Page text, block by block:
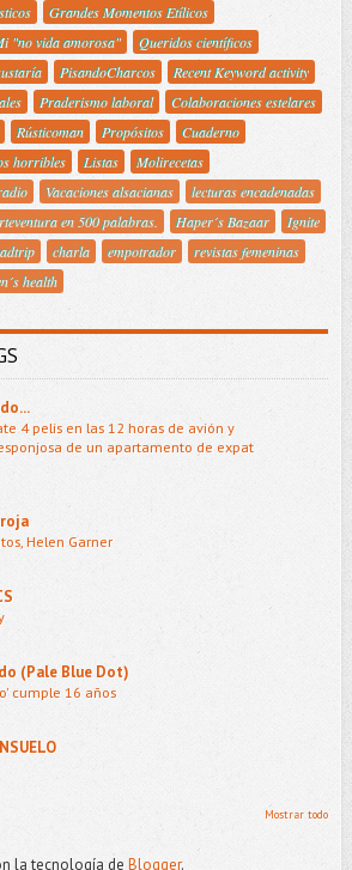
Grandes Momentos Etílicos
"no vida amorosa"
Queridos científicos
PisandoCharcos
Recent Keyword activity
Praderismo laboral
Colaboraciones estelares
Rústicoman Propósitos
Cuaderno
horribles Listas
Molirecetas
Vacaciones alsacianas
lecturas encadenadas
en 500 palabras. Haper´s Bazaar
Ignite
charla empotrador
revistas femeninas
health
4 pelis en las 12 horas de avión y
de un apartamento de expat
Helen Garner
(Pale Blue Dot)
cumple 16 años
Mostrar todo
la tecnología de Blogger.